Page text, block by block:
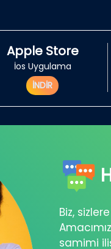
Apple Store
İos Uygulama
İNDİR
Biz,
samimi